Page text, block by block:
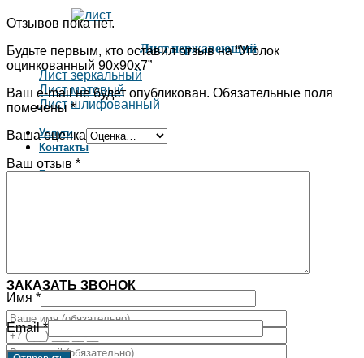
Лист нержавеющий
Лист зеркальный
Лист матовый
Лист шлифованный
Услуги
Контакты
Блог
ЗАКАЗАТЬ ЗВОНОК
Отзывов пока нет.
Будьте первым, кто оставил отзыв на “Уголок
оцинкованный 90х90х7”
Ваш e-mail не будет опубликован. Обязательные поля
помечены*
Ваша оценка
Ваш отзыв *
Имя *
Email*